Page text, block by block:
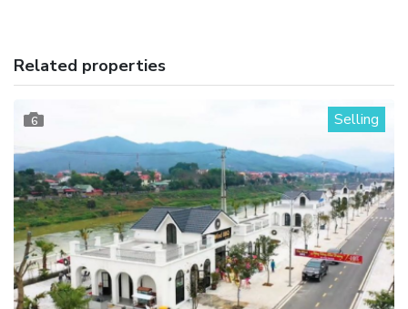
Related properties
6 Selling